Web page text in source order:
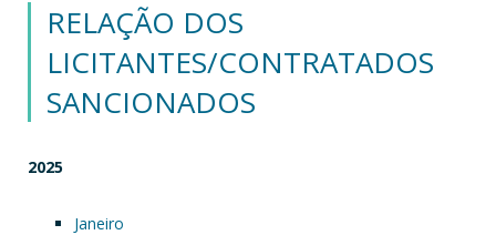
RELAÇÃO DOS
LICITANTES/CONTRATADOS
SANCIONADOS
2025
Janeiro